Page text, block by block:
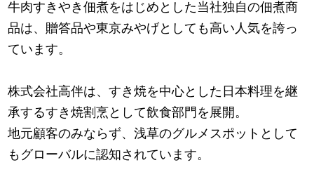
牛肉すきやき佃煮をはじめとした当社独自の佃煮商
品は、贈答品や東京みやげとしても高い人気を誇っ
ています。
株式会社高伴は、すき焼を中心とした日本料理を継
承するすき焼割烹として飲食部門を展開。
地元顧客のみならず、浅草のグルメスポットとして
もグローバルに認知されています。